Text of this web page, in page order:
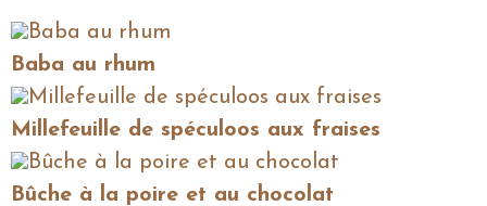
Baba au rhum
Millefeuille de spéculoos aux fraises
Bûche à la poire et au chocolat